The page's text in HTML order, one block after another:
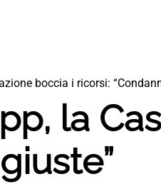
boccia i ricorsi:
la